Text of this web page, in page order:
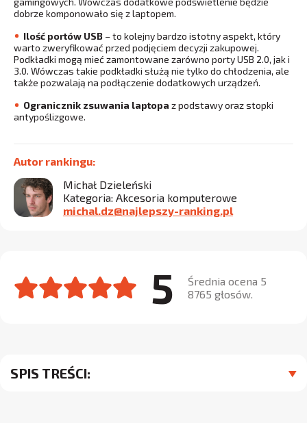
SPIS TREŚCI:
dobrze komponowało się z laptopem.
Ilość portów USB – to kolejny bardzo istotny aspekt, który
warto zweryfikować przed podjęciem decyzji zakupowej.
Podkładki mogą mieć zamontowane zarówno porty USB 2.0, jak i
3.0. Wówczas takie podkładki służą nie tylko do chłodzenia, ale
także pozwalają na podłączenie dodatkowych urządzeń.
Ogranicznik zsuwania laptopa z podstawy oraz stopki
antypoślizgowe.
Autor rankingu:
Michał Dzieleński
Kategoria: Akcesoria komputerowe
michal.dz@najlepszy-ranking.pl
5
Średnia ocena 5
8765 głosów.